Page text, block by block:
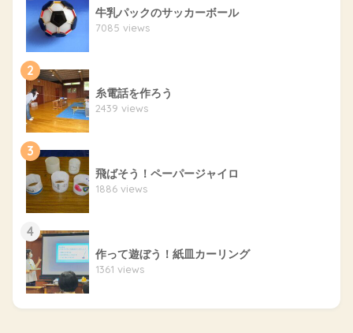
牛乳パックのサッカーボール
7085 views
2
糸電話を作ろう
2439 views
3
飛ばそう！ペーパージャイロ
1886 views
4
作って遊ぼう！紙皿カーリング
1361 views